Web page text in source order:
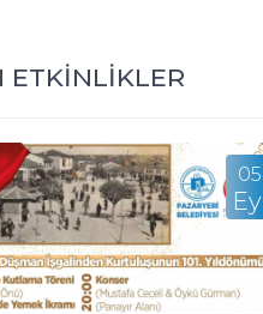
ETKİNLİKLER
05